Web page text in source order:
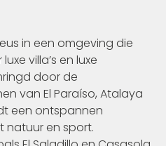
in een omgeving die
villa’s en luxe
door de
van El Paraíso, Atalaya
een ontspannen
natuur en sport.